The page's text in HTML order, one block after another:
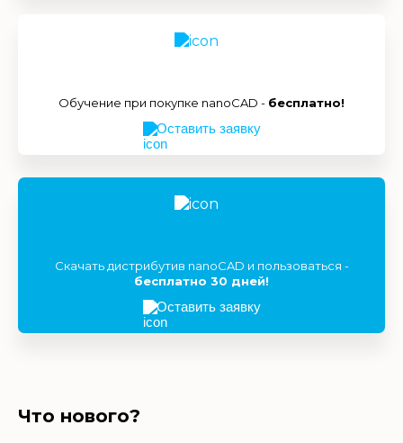
Обучение при покупке nanoCAD - бесплатно!
Оставить заявку
Скачать дистрибутив nanoCAD и пользоваться -
бесплатно 30 дней!
Оставить заявку
Что нового?